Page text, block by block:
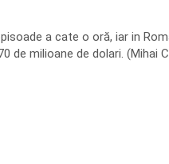
a cate o oră, iar in
de milioane de dolari. (Mihai